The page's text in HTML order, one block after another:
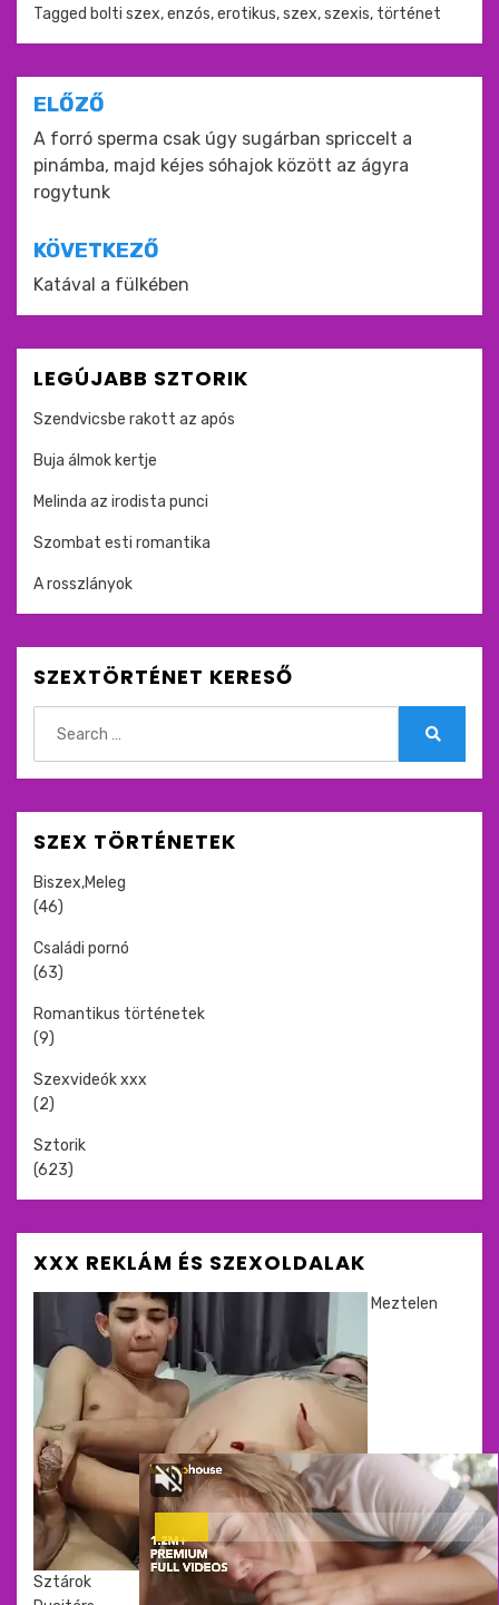
Tagged bolti szex,enzós,erotikus,szex,szexis, történet
Bejegyzés
navigáció
ELŐZŐ
A forró sperma csak úgy sugárban spriccelt a
pinámba, majd kéjes sóhajok között az ágyra
rogytunk
KÖVETKEZŐ
Katával a fülkében
LEGÚJABB SZTORIK
Szendvicsbe rakott az após
Buja álmok kertje
Melinda az irodista punci
Szombat esti romantika
A rosszlányok
SZEXTÖRTÉNET KERESŐ
for:
SZEX TÖRTÉNETEK
Biszex,Meleg
(46)
Családi pornó
(63)
Romantikus történetek
(9)
Szexvideók xxx
(2)
Sztorik
(623)
XXX REKLÁM ÉS SZEXOLDALAK
Meztelen
Sztárok